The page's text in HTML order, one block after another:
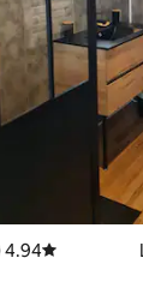
متوسط التقييم
4.94 (67)